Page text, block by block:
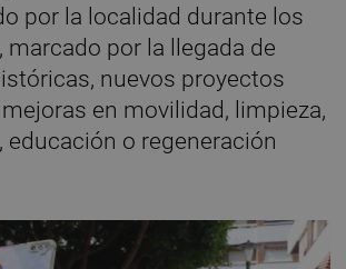
por la localidad durante los
por la llegada de
nuevos proyectos
en movilidad, limpieza,
educación o regeneración